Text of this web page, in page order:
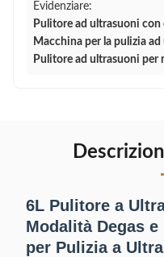
Evidenziare:
Pulitore ad ultrasuoni
Macchina per la pulizia
Pulitore ad ultrasuoni per
6L Pulitore a
Modalità Degas
per Pulizia a